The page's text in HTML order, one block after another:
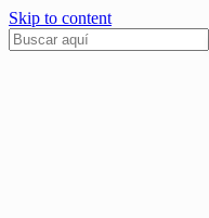
Skip to content